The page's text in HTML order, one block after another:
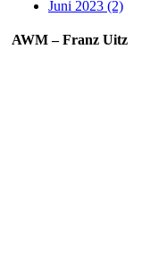
Juni 2023 (2)
AWM – Franz Uitz